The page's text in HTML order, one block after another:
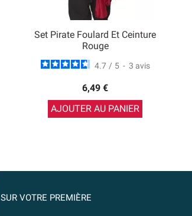
Set Pirate Foulard Et Ceinture
Rouge
4.7 / 5 - 3 avis
6,49 €
AJOUTER AU PANIER
SUR VOTRE PREMIÈRE